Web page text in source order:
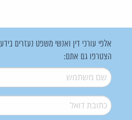
אלפי עורכי דין ואנשי משפט נעזרים
הצטרפו גם אתם:
שם משתמש*
דואל*